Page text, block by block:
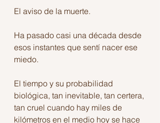
El aviso de la muerte.
Ha pasado casi una década desde
esos instantes que sentí nacer ese
miedo.
El tiempo y su probabilidad
biológica, tan inevitable, tan certera,
tan cruel cuando hay miles de
kilómetros en el medio hoy se hace